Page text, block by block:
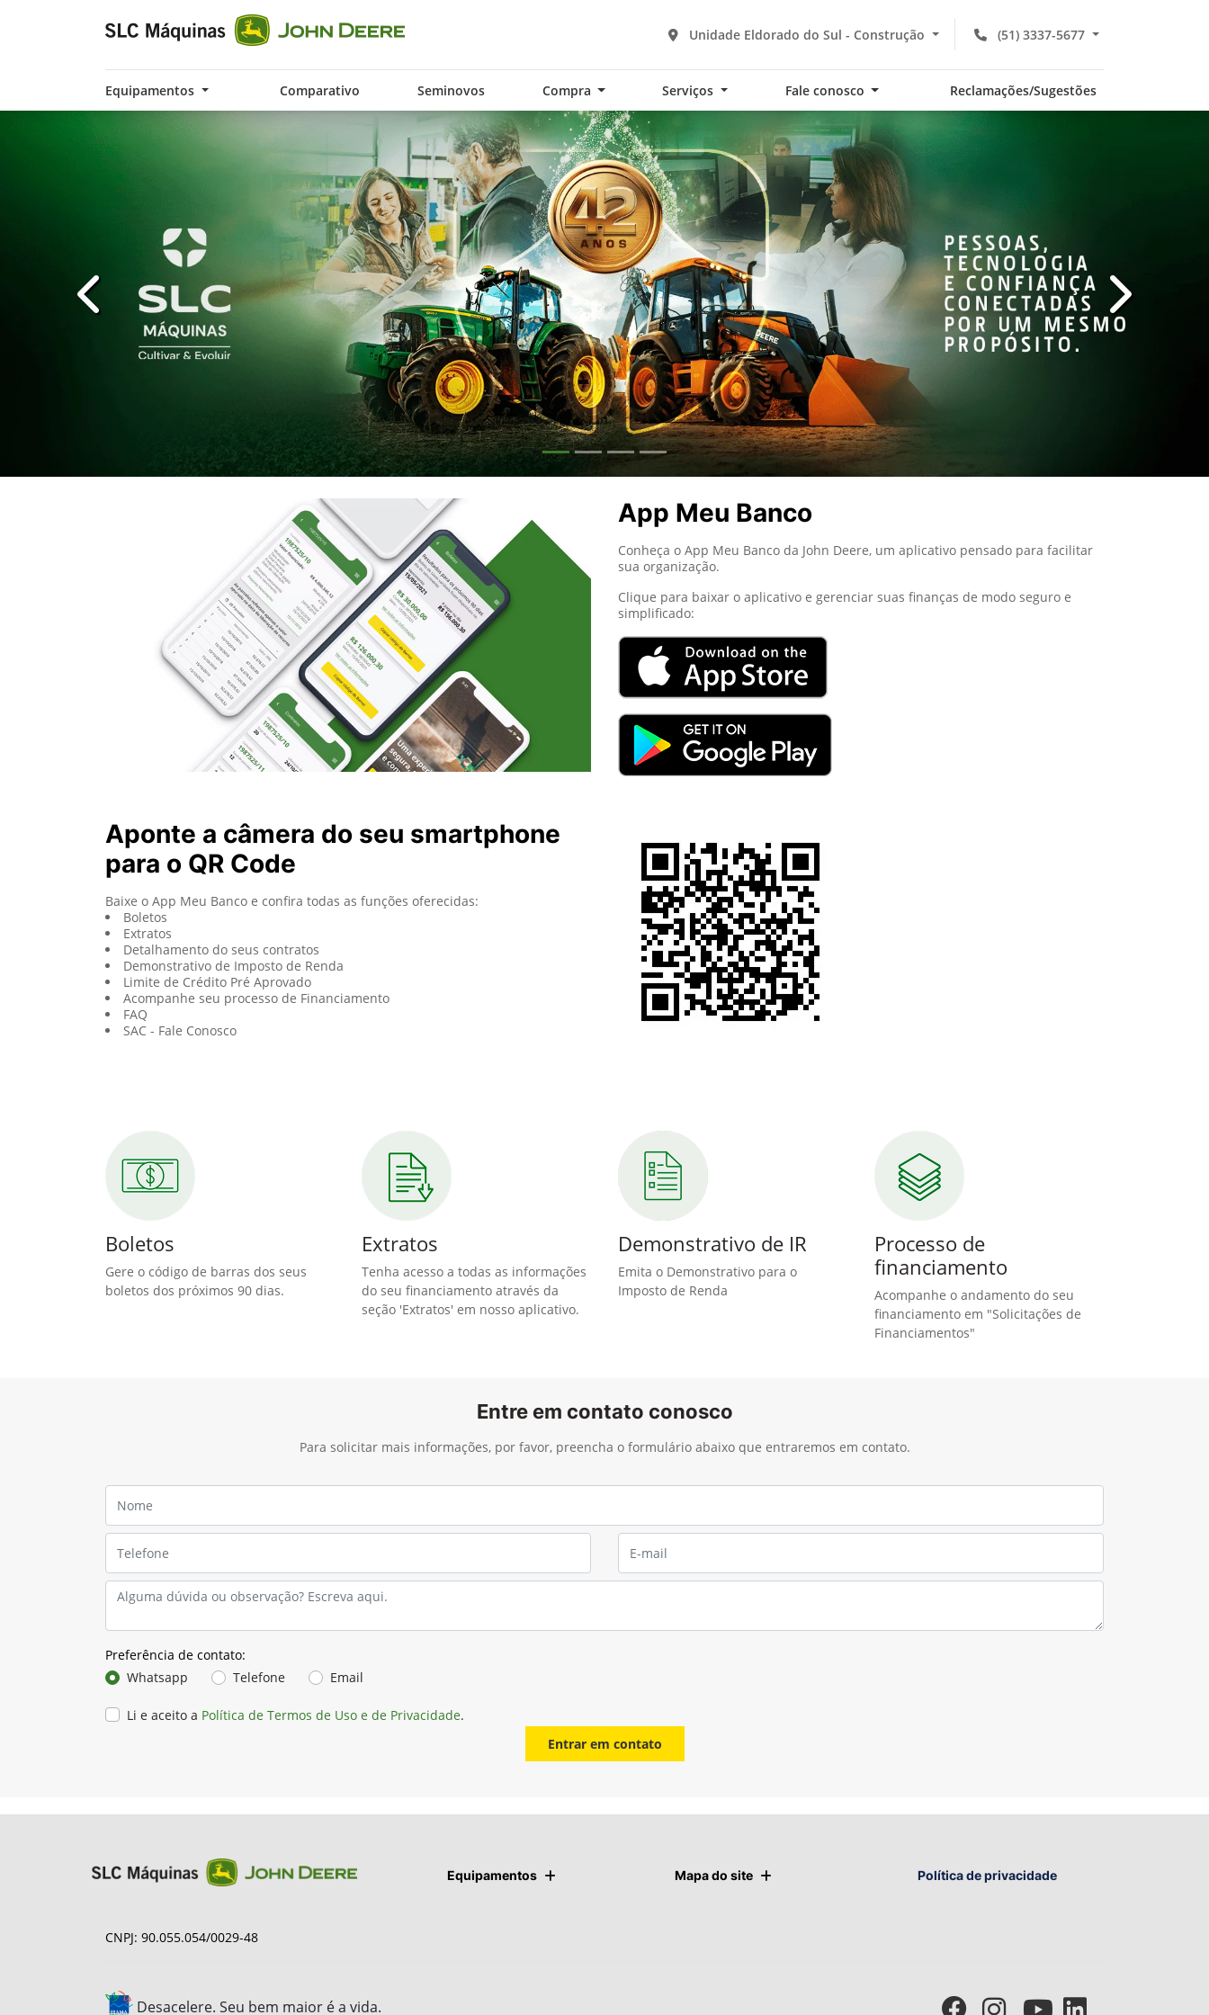
(51) 3337-5677
Unidade Eldorado do Sul - Construção
Equipamentos Comparativo Seminovos Compra Serviços Fale conosco Reclamações/Sugestões
templates.template-01.components.carousel.texts.control_prev
App Meu Banco
Conheça o App Meu Banco da John Deere, um aplicativo pensado para facilitar
sua organização.
Clique para baixar o aplicativo e gerenciar suas finanças de modo seguro e
simplificado:
Aponte a câmera do seu smartphone
para o QR Code
Baixe o App Meu Banco e confira todas as funções oferecidas:
Boletos
Extratos
Detalhamento do seus contratos
Demonstrativo de Imposto de Renda
Limite de Crédito Pré Aprovado
Acompanhe seu processo de Financiamento
FAQ
SAC - Fale Conosco
Boletos
Gere o código de barras dos seus
boletos dos próximos 90 dias.
Extratos
Tenha acesso a todas as informações
do seu financiamento através da
seção 'Extratos' em nosso aplicativo.
Demonstrativo de IR
Emita o Demonstrativo para o
Imposto de Renda
Processo de
financiamento
Acompanhe o andamento do seu
financiamento em "Solicitações de
Financiamentos"
Entre em contato conosco
Para solicitar mais informações, por favor, preencha o formulário abaixo que entraremos em contato.
Preferência de contato:
Whatsapp
Telefone Email
Li e aceito a Política de Termos de Uso e de Privacidade.
Entrar em contato
Equipamentos Mapa do site Política de privacidade
CNPJ: 90.055.054/0029-48
Desacelere. Seu bem maior é a vida.